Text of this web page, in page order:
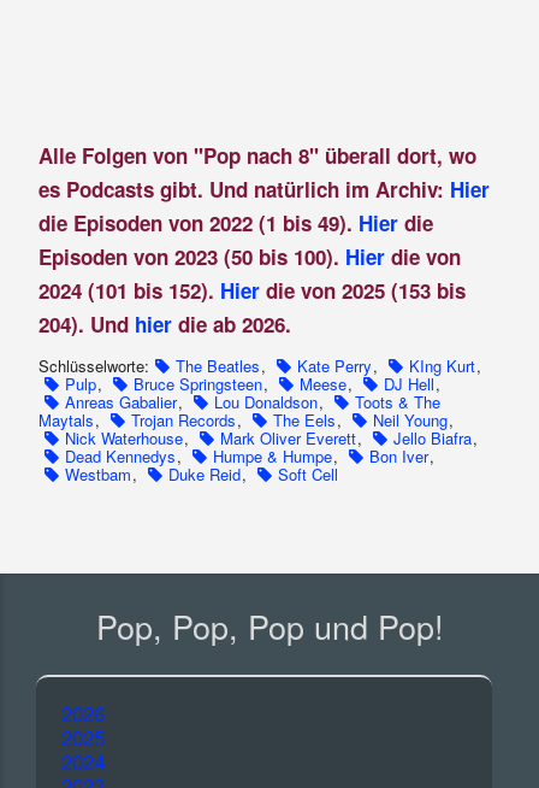
Alle Folgen von "Pop nach 8" überall dort, wo
es Podcasts gibt. Und natürlich im Archiv: Hier
die Episoden von 2022 (1 bis 49). Hierdie
Episoden von 2023 (50 bis 100). Hier die von
2024 (101 bis 152). Hier die von 2025 (153 bis
204). Und hier die ab 2026.
Schlüsselworte: The Beatles, Kate Perry, KIng Kurt,
Pulp, Bruce Springsteen, Meese, DJ Hell,
Anreas Gabalier, Lou Donaldson, Toots & The
Maytals, Trojan Records, The Eels, Neil Young,
Nick Waterhouse, Mark Oliver Everett, Jello Biafra,
Dead Kennedys, Humpe & Humpe, Bon Iver,
Westbam, Duke Reid, Soft Cell
Pop, Pop, Pop und Pop!
2026
2025
2024